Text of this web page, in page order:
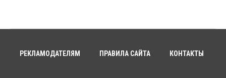
задержали в Новосибирске
РЕКЛАМОДАТЕЛЯМ ПРАВИЛА САЙТА КОНТАКТЫ